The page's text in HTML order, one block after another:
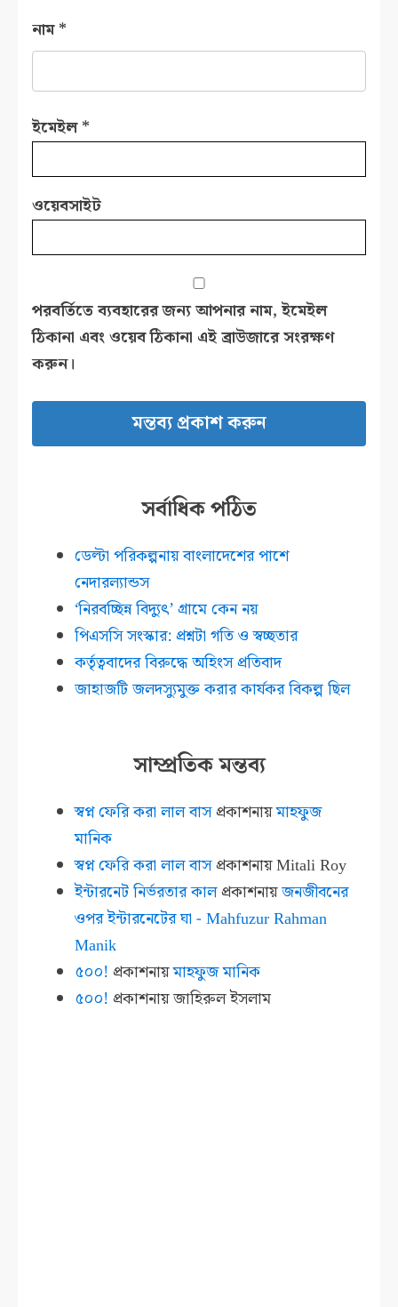
নাম*
ইমেইল*
ওয়েবসাইট
পরবর্তিতে ব্যবহারের জন্য আপনার নাম, ইমেইল
ঠিকানা এবং ওয়েব ঠিকানা এই ব্রাউজারে সংরক্ষণ
করুন।
সর্বাধিক পঠিত
ডেল্টা পরিকল্পনায় বাংলাদেশের পাশে
নেদারল্যান্ডস
‘নিরবচ্ছিন্ন বিদ্যুৎ’ গ্রামে কেন নয়
পিএসসি সংস্কার: প্রশ্নটা গতি ও স্বচ্ছতার
কর্তৃত্ববাদের বিরুদ্ধে অহিংস প্রতিবাদ
জাহাজটি জলদস্যুমুক্ত করার কার্যকর বিকল্প ছিল
সাম্প্রতিক মন্তব্য
স্বপ্ন ফেরি করা লাল বাসপ্রকাশনায়মাহফুজ
মানিক
স্বপ্ন ফেরি করা লাল বাসপ্রকাশনায়Mitali Roy
ইন্টারনেট নির্ভরতার কালপ্রকাশনায়জনজীবনের
ওপর ইন্টারনেটের ঘা - Mahfuzur Rahman
Manik
৫০০! প্রকাশনায়মাহফুজ মানিক
৫০০! প্রকাশনায়জাহিরুল ইসলাম